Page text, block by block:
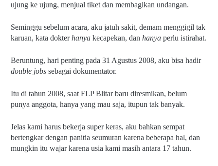
ujung ke ujung, menjual tiket dan membagikan undangan.
Seminggu sebelum acara, aku jatuh sakit, demam menggigil tak
karuan, kata dokter hanya kecapekan, dan hanya perlu istirahat.
Beruntung, hari penting pada 31 Agustus 2008, aku bisa hadir
double jobs sebagai dokumentator.
Itu di tahun 2008, saat FLP Blitar baru diresmikan, belum
punya anggota, hanya yang mau saja, itupun tak banyak.
Jelas kami harus bekerja super keras, aku bahkan sempat
bertengkar dengan panitia seumuran karena beberapa hal, dan
mungkin itu wajar karena usia kami masih antara 17 tahun.